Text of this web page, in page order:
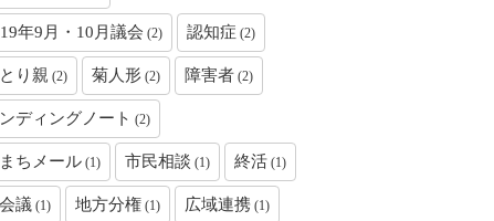
年9月・10月議会 (2) 認知症 (2)
り親 (2) 菊人形 (2) 障害者 (2)
ディングノート (2)
ちメール (1) 市民相談 (1) 終活 (1)
議 (1) 地方分権 (1) 広域連携 (1)